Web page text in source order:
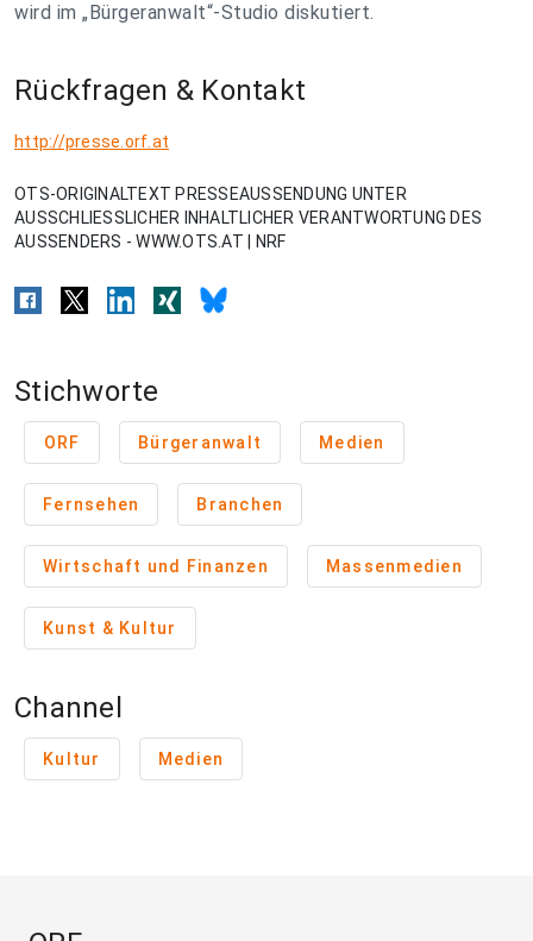
wird im „Bürgeranwalt“-Studio diskutiert.
Rückfragen & Kontakt
http://presse.orf.at
OTS-ORIGINALTEXT PRESSEAUSSENDUNG UNTER
AUSSCHLIESSLICHER INHALTLICHER VERANTWORTUNG DES
AUSSENDERS - WWW.OTS.AT | NRF
Stichworte
ORF Bürgeranwalt Medien
Fernsehen Branchen
Wirtschaft und Finanzen Massenmedien
Kunst & Kultur
Channel
Kultur Medien